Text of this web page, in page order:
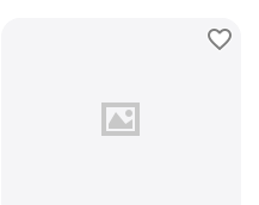
10100mAh (5301ARMH)